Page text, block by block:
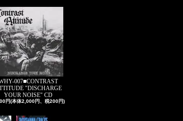
007■CONTRAST
"DISCHARGE
YOUR NOISE" CD
円(本体2,000円、税200円)